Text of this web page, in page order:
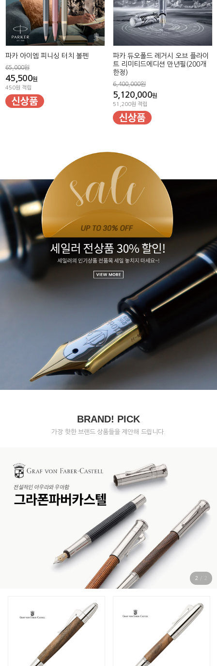
파카 아이엠 피니싱 터치 볼펜
65,000원
45,500원
450원 적립
파카 듀오폴드 레거시 오브 플라이
트 리미티드에디션 만년필(200개
한정)
6,400,000원
5,120,000원
51,200원 적립
BRAND! PICK
가장 핫한 브랜드 상품들을 제안해 드립니다.
2 / 2